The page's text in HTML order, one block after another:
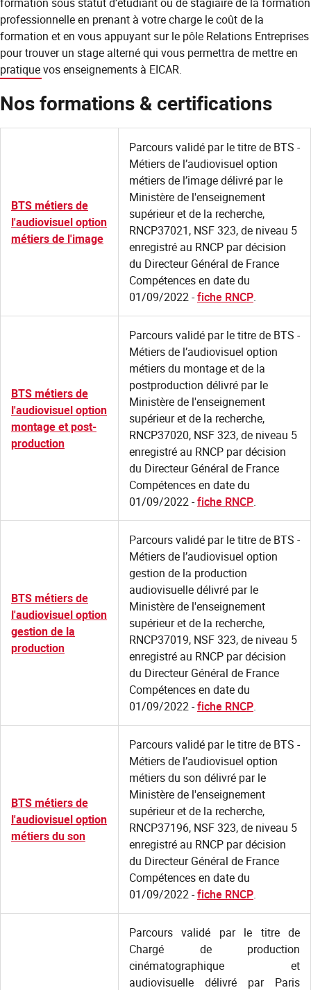
professionnelle en prenant à votre charge le coût de la
formation et en vous appuyant sur le pôle Relations Entreprises
pour trouver un stage alterné qui vous permettra de mettre en
pratique vos enseignements à EICAR.
Nos formations & certifications
BTS métiers de
l'audiovisuel option
métiers de l'image
Parcours validé par le titre de BTS -
Métiers de l’audiovisuel option
métiers de l’image délivré par le
Ministère de l'enseignement
supérieur et de la recherche,
RNCP37021, NSF 323, de niveau 5
enregistré au RNCP par décision
du Directeur Général de France
Compétences en date du
01/09/2022 -fiche RNCP.
BTS métiers de
l'audiovisuel option
montage et post-
production
Parcours validé par le titre de BTS -
Métiers de l’audiovisuel option
métiers du montage et de la
postproduction délivré par le
Ministère de l'enseignement
supérieur et de la recherche,
RNCP37020, NSF 323, de niveau 5
enregistré au RNCP par décision
du Directeur Général de France
Compétences en date du
01/09/2022 -fiche RNCP.
BTS métiers de
l'audiovisuel option
gestion de la
production
Parcours validé par le titre de BTS -
Métiers de l’audiovisuel option
gestion de la production
audiovisuelle délivré par le
Ministère de l'enseignement
supérieur et de la recherche,
RNCP37019, NSF 323, de niveau 5
enregistré au RNCP par décision
du Directeur Général de France
Compétences en date du
01/09/2022 -fiche RNCP.
BTS métiers de
l'audiovisuel option
métiers du son
Parcours validé par le titre de BTS -
Métiers de l’audiovisuel option
métiers du son délivré par le
Ministère de l'enseignement
supérieur et de la recherche,
RNCP37196, NSF 323, de niveau 5
enregistré au RNCP par décision
du Directeur Général de France
Compétences en date du
01/09/2022 -fiche RNCP.
Parcours validé par le titre de
Chargé de production
cinématographique et
audiovisuelle délivré par Paris